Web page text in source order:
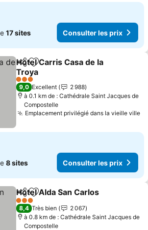
17 sites Consulter les prix
PartagerAjouter à mes favoris
Hotel Carris Casa de la
Troya
3 Étoiles
9,0 Excellent
2 988
à 0.1 km de : Cathédrale Saint Jacques de
Compostelle
Emplacement privilégié dans la vieille ville
8 sites Consulter les prix
PartagerAjouter à mes favoris
Hotel Alda San Carlos
3 Étoiles
8,4 Très bien
2 067
à 0.8 km de : Cathédrale Saint Jacques de
Compostelle